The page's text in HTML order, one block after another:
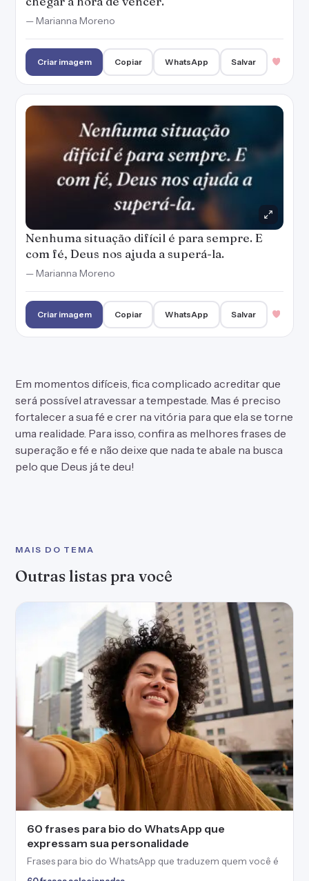
— Marianna Moreno
Criar imagem Copiar WhatsApp Salvar
Nenhuma situação difícil é para sempre. E
com fé, Deus nos ajuda a superá-la.
— Marianna Moreno
Criar imagem Copiar WhatsApp Salvar
Em momentos difíceis, fica complicado acreditar que
será possível atravessar a tempestade. Mas é preciso
fortalecer a sua fé e crer na vitória para que ela se torne
uma realidade. Para isso, confira as melhores frases de
superação e fé e não deixe que nada te abale na busca
pelo que Deus já te deu!
MAIS DO TEMA
Outras listas pra você
60 frases para bio do WhatsApp que
expressam sua personalidade
Frases para bio do WhatsApp que traduzem quem você é